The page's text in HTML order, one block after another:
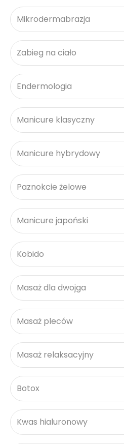
Mikrodermabrazja
Zabieg na ciało
Endermologia
Manicure klasyczny
Manicure hybrydowy
Paznokcie żelowe
Manicure japoński
Kobido
Masaż dla dwojga
Masaż pleców
Masaż relaksacyjny
Botox
Kwas hialuronowy